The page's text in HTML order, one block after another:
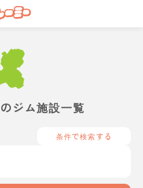
ジム施設一覧
条件で検索する